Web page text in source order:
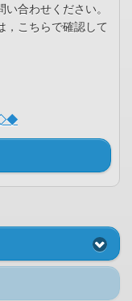
合わせください。
，こちらで確認して
◇◆